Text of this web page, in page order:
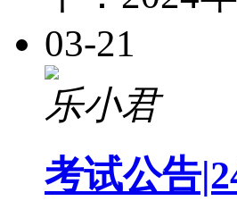
03-21
乐小君
考试公告